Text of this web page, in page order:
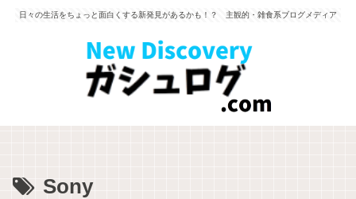
日々の生活をちょっと面白くする新発見があるかも！？ 主観的・雑食系ブログメディア
Sony